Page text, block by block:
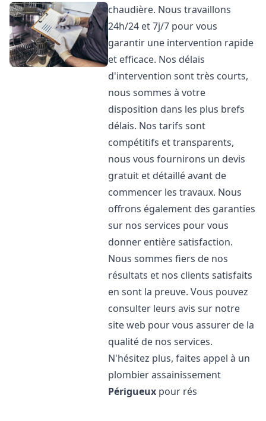
chaudière. Nous travaillons
24h/24 et 7j/7 pour vous
garantir une intervention rapide
et efficace. Nos délais
d'intervention sont très courts,
nous sommes à votre
disposition dans les plus brefs
délais. Nos tarifs sont
compétitifs et transparents,
nous vous fournirons un devis
gratuit et détaillé avant de
commencer les travaux. Nous
offrons également des garanties
sur nos services pour vous
donner entière satisfaction.
Nous sommes fiers de nos
résultats et nos clients satisfaits
en sont la preuve. Vous pouvez
consulter leurs avis sur notre
site web pour vous assurer de la
qualité de nos services.
N'hésitez plus, faites appel à un
plombier assainissement
Périgueux pour rés